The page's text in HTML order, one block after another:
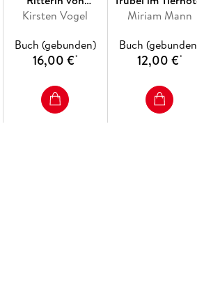
Rabenfels
Kirsten Vogel
Buch (gebunden)
16,00 €*
Miriam Mann
Buch (gebunden)
12,00 €*